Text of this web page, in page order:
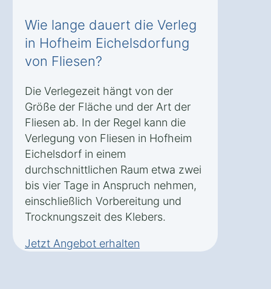
Wie lange dauert die Verleg
in Hofheim Eichelsdorfung
von Fliesen?
Die Verlegezeit hängt von der
Größe der Fläche und der Art der
Fliesen ab. In der Regel kann die
Verlegung von Fliesen in Hofheim
Eichelsdorf in einem
durchschnittlichen Raum etwa zwei
bis vier Tage in Anspruch nehmen,
einschließlich Vorbereitung und
Trocknungszeit des Klebers.
Jetzt Angebot erhalten